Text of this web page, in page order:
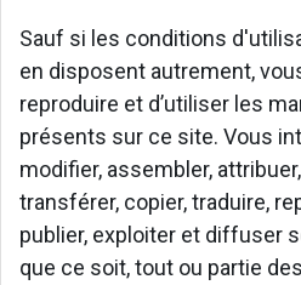
Sauf si les conditions
en disposent autrement,
reproduire et d’utiliser les
présents sur ce site. Vous
modifier, assembler,
transférer, copier, traduire,
publier, exploiter et diffuser
que ce soit, tout ou partie